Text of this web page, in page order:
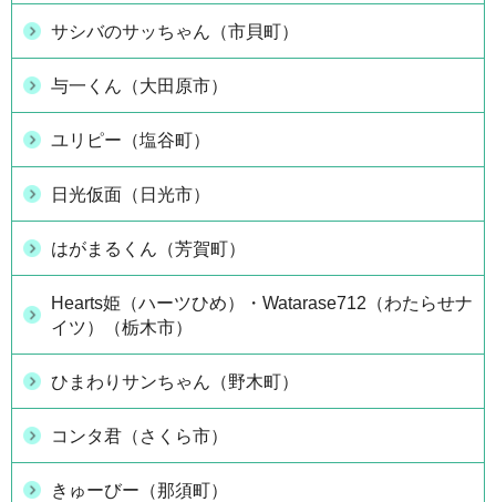
サシバのサッちゃん（市貝町）
与一くん（大田原市）
ユリピー（塩谷町）
日光仮面（日光市）
はがまるくん（芳賀町）
Hearts姫（ハーツひめ）・Watarase712（わたらせナ
イツ）（栃木市）
ひまわりサンちゃん（野木町）
コンタ君（さくら市）
きゅーびー（那須町）